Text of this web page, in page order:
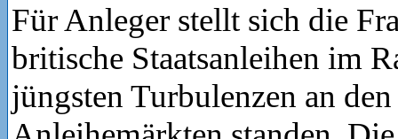
Für Anleger stellt sich die
britische Staatsanleihen im
jüngsten Turbulenzen an